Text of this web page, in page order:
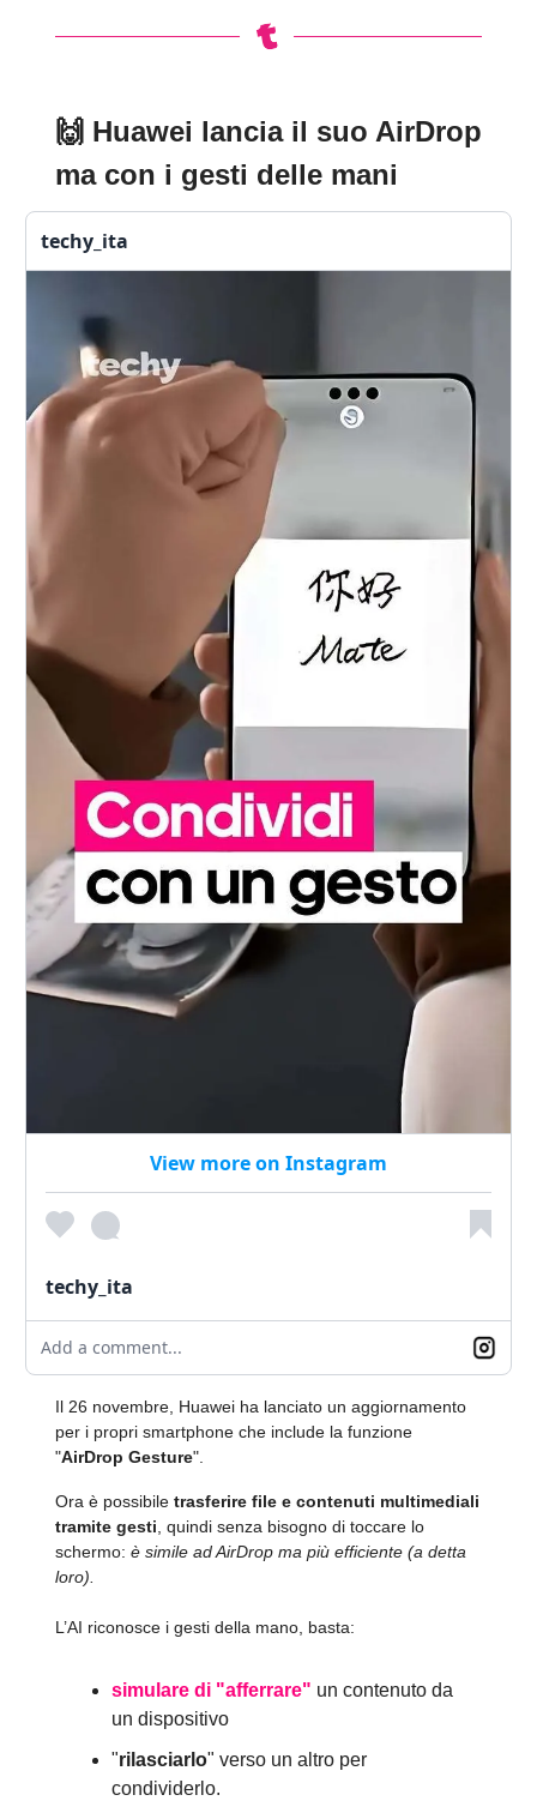
🙌 Huawei lancia il suo AirDrop
ma con i gesti delle mani
techy_ita
View more on Instagram
techy_ita
Add a comment...
Il 26 novembre, Huawei ha lanciato un aggiornamento
per i propri smartphone che include la funzione
"AirDrop Gesture".
Ora è possibile trasferire file e contenuti multimediali
tramite gesti , quindi senza bisogno di toccare lo
schermo: è simile ad AirDrop ma più efficiente (a detta
loro).
L’AI riconosce i gesti della mano, basta:
simulare di "afferrare" un contenuto da
un dispositivo
"rilasciarlo" verso un altro per
condividerlo.